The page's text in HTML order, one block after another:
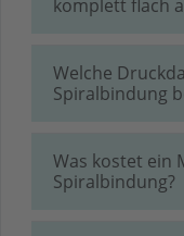
komplett flach
Welche
Spiralbindung
Was kostet ein
Spiralbindung?